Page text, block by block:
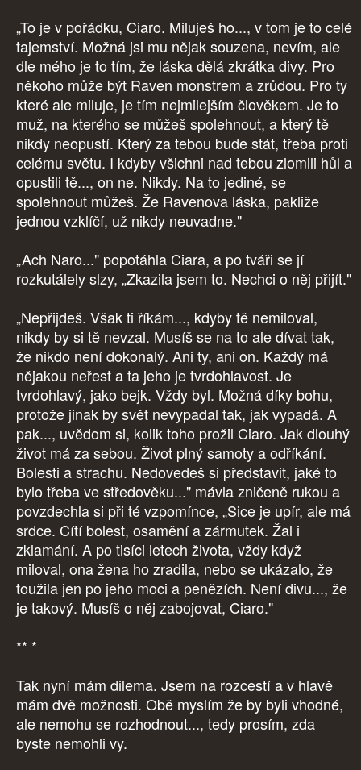
„To je v pořádku, Ciaro. Miluješ ho..., v tom je to celé
tajemství. Možná jsi mu nějak souzena, nevím, ale
dle mého je to tím, že láska dělá zkrátka divy. Pro
někoho může být Raven monstrem a zrůdou. Pro ty
které ale miluje, je tím nejmilejším člověkem. Je to
muž, na kterého se můžeš spolehnout, a který tě
nikdy neopustí. Který za tebou bude stát, třeba proti
celému světu. I kdyby všichni nad tebou zlomili hůl a
opustili tě..., on ne. Nikdy. Na to jediné, se
spolehnout můžeš. Že Ravenova láska, pakliže
jednou vzklíčí, už nikdy neuvadne."
„Ach Naro..." popotáhla Ciara, a po tváři se jí
rozkutálely slzy, „Zkazila jsem to. Nechci o něj přijít."
„Nepřijdeš. Však ti říkám..., kdyby tě nemiloval,
nikdy by si tě nevzal. Musíš se na to ale dívat tak,
že nikdo není dokonalý. Ani ty, ani on. Každý má
nějakou neřest a ta jeho je tvrdohlavost. Je
tvrdohlavý, jako bejk. Vždy byl. Možná díky bohu,
protože jinak by svět nevypadal tak, jak vypadá. A
pak..., uvědom si, kolik toho prožil Ciaro. Jak dlouhý
život má za sebou. Život plný samoty a odříkání.
Bolesti a strachu. Nedovedeš si představit, jaké to
bylo třeba ve středověku..." mávla zničeně rukou a
povzdechla si při té vzpomínce, „Sice je upír, ale má
srdce. Cítí bolest, osamění a zármutek. Žal i
zklamání. A po tisíci letech života, vždy když
miloval, ona žena ho zradila, nebo se ukázalo, že
toužila jen po jeho moci a penězích. Není divu..., že
je takový. Musíš o něj zabojovat, Ciaro."
** *
Tak nyní mám dilema. Jsem na rozcestí a v hlavě
mám dvě možnosti. Obě myslím že by byli vhodné,
ale nemohu se rozhodnout..., tedy prosím, zda
byste nemohli vy.